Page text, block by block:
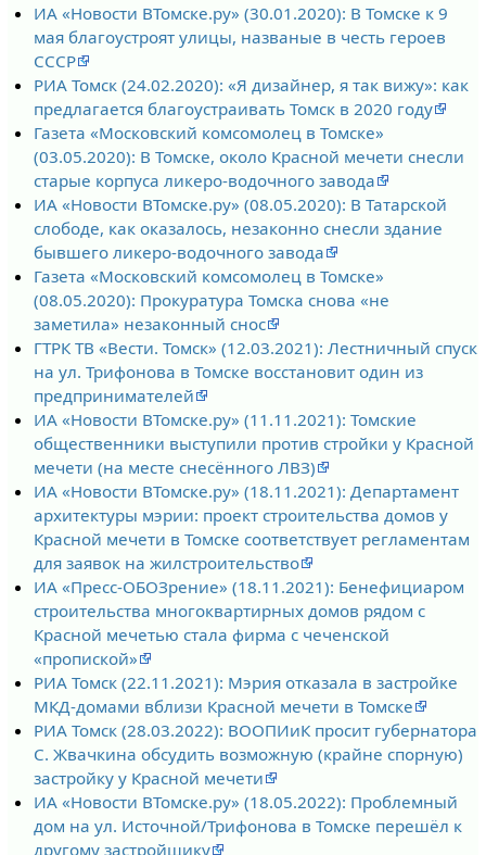
ИА «Новости ВТомске.ру» (30.01.2020): В Томске к 9
мая благоустроят улицы, названые в честь героев
СССР
РИА Томск (24.02.2020): «Я дизайнер, я так вижу»: как
предлагается благоустраивать Томск в 2020 году
Газета «Московский комсомолец в Томске»
(03.05.2020): В Томске, около Красной мечети снесли
старые корпуса ликеро-водочного завода
ИА «Новости ВТомске.ру» (08.05.2020): В Татарской
слободе, как оказалось, незаконно снесли здание
бывшего ликеро-водочного завода
Газета «Московский комсомолец в Томске»
(08.05.2020): Прокуратура Томска снова «не
заметила» незаконный снос
ГТРК ТВ «Вести. Томск» (12.03.2021): Лестничный спуск
на ул. Трифонова в Томске восстановит один из
предпринимателей
ИА «Новости ВТомске.ру» (11.11.2021): Томские
общественники выступили против стройки у Красной
мечети (на месте снесённого ЛВЗ)
ИА «Новости ВТомске.ру» (18.11.2021): Департамент
архитектуры мэрии: проект строительства домов у
Красной мечети в Томске соответствует регламентам
для заявок на жилстроительство
ИА «Пресс-ОБОЗрение» (18.11.2021): Бенефициаром
строительства многоквартирных домов рядом с
Красной мечетью стала фирма с чеченской
«пропиской»
РИА Томск (22.11.2021): Мэрия отказала в застройке
МКД-домами вблизи Красной мечети в Томске
РИА Томск (28.03.2022): ВООПИиК просит губернатора
С. Жвачкина обсудить возможную (крайне спорную)
застройку у Красной мечети
ИА «Новости ВТомске.ру» (18.05.2022): Проблемный
дом на ул. Источной/Трифонова в Томске перешёл к
другому застройщику